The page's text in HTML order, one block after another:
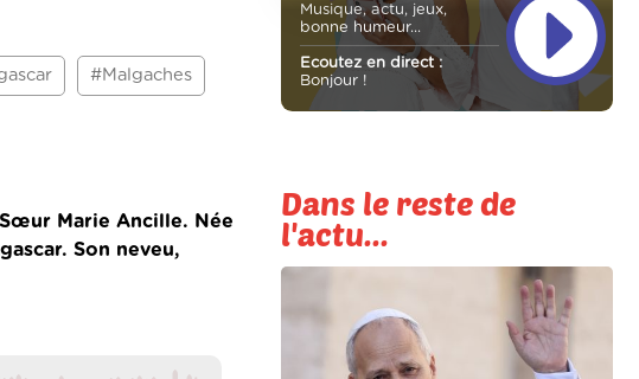
#Malgaches
Marie Ancille. Née
Son neveu,
Musique, actu, jeux,
bonne humeur...
Ecoutez en direct :
Bonjour !
Dans le reste de
l'actu...